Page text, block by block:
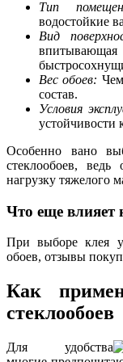
Тип
водостойкие
Вид
впитывающая
Вес обоев:
состав.
Условия
устойчивости
Особенно вано
стеклообоев,
нагрузку тяжелого
Что еще влияет
При выборе клея
обоев, отзывы
Как
стеклообоев
Для удобства